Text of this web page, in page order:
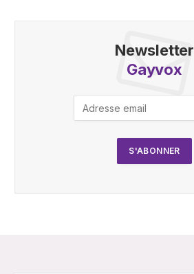
Newsletter
Gayvox